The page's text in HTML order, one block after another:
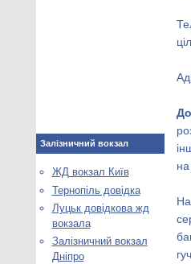
на
Залізничний вокзал
ЖД вокзал Київ
Тернопіль довідка
Луцьк довідкова жд
вокзала
Залізничний вокзал
Дніпро